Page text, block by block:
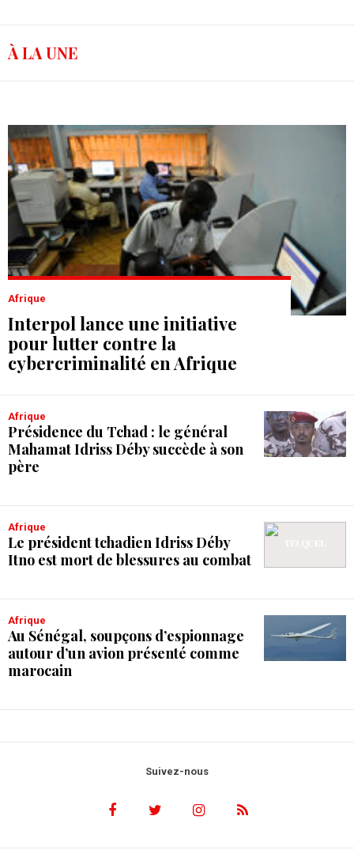
À LA UNE
Afrique
Interpol lance une initiative
pour lutter contre la
cybercriminalité en Afrique
Afrique
Présidence du Tchad : le général
Mahamat Idriss Déby succède à son
père
Afrique
Le président tchadien Idriss Déby
Itno est mort de blessures au combat
Afrique
Au Sénégal, soupçons d’espionnage
autour d’un avion présenté comme
marocain
Suivez-nous